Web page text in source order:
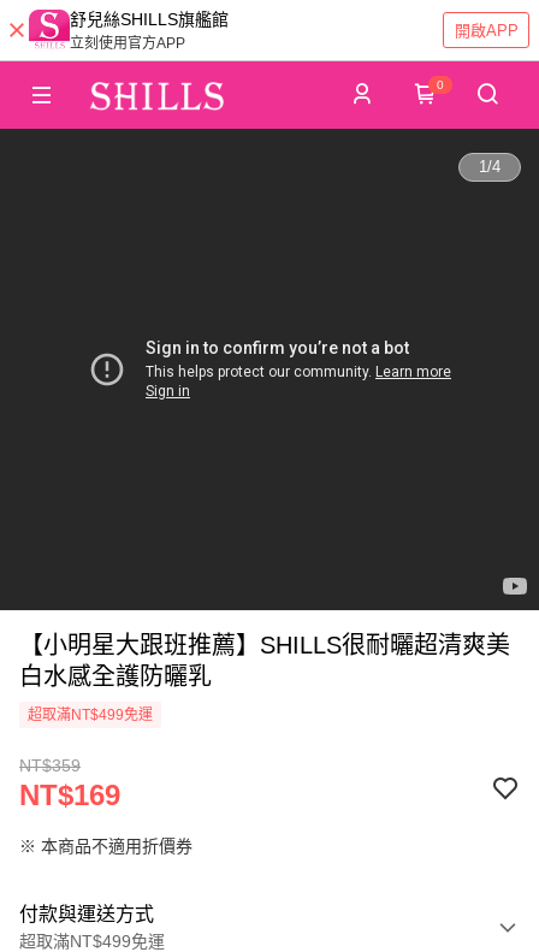
舒兒絲SHILLS旗艦館
立刻使用官方APP
開啟APP
0
1/4
【小明星大跟班推薦】SHILLS很耐曬超清爽美
白水感全護防曬乳
超取滿NT$499免運
NT$359
NT$169
※ 本商品不適用折價券
付款與運送方式
超取滿NT$499免運